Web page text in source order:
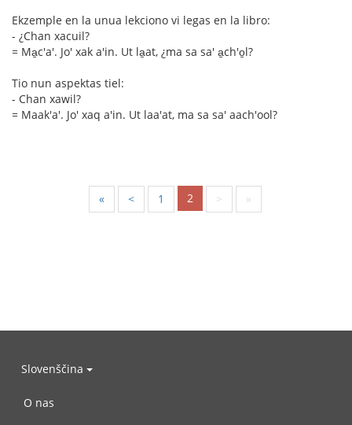
Ekzemple en la unua lekciono vi legas en la libro:
- ¿Chan xacuil?
= Ma̱c'a'. Jo' xak a'in. Ut la̱at, ¿ma sa sa' a̱ch'o̱l?
Tio nun aspektas tiel:
- Chan xawil?
= Maak'a'. Jo' xaq a'in. Ut laa'at, ma sa sa' aach'ool?
« < 1 2 > »
Slovenščina
O nas